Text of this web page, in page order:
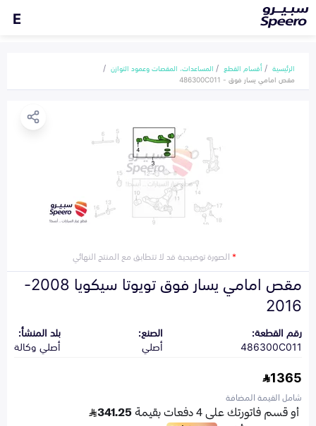
E
الرئيسية أقسام القطع
المساعدات، المقصات وعمود التوازن
مقص امامي يسار فوق - 486300C011
*الصورة توضيحية قد لا تتطابق مع المنتج النهائي
مقص امامي يسار فوق تويوتا سيكويا 2008-
2016
رقم القطعة:
486300C011
الصنع:
أصلي
بلد المنشأ:
أصلي وكالة
1365
شامل القيمة المضافة